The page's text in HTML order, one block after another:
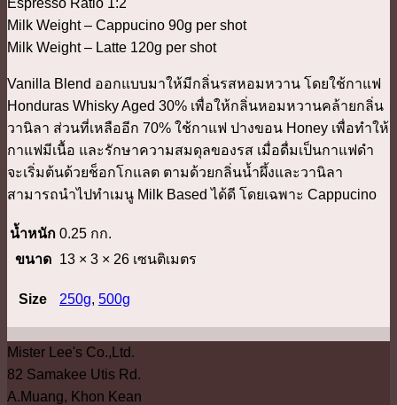
Milk Weight – Cappucino 90g per shot
Milk Weight – Latte 120g per shot
Vanilla Blend ออกแบบมาให้มีกลิ่นรสหอมหวาน โดยใช้กาแฟ
Honduras Whisky Aged 30% เพื่อให้กลิ่นหอมหวานคล้ายกลิ่น
วานิลา ส่วนที่เหลืออีก 70% ใช้กาแฟ ปางขอน Honey เพื่อทำให้
กาแฟมีเนื้อ และรักษาความสมดุลของรส เมื่อดื่มเป็นกาแฟดำ
จะเริ่มต้นด้วยช็อกโกแลต ตามด้วยกลิ่นน้ำผึ้งและวานิลา
สามารถนำไปทำเมนู Milk Based ได้ดี โดยเฉพาะ Cappucino
น้ำหนัก 0.25 กก.
ขนาด
13 × 3 × 26 เซนติเมตร
Size 250g, 500g
Mister Lee's Co.,Ltd.
82 Samakee Utis Rd.
A.Muang, Khon Kean